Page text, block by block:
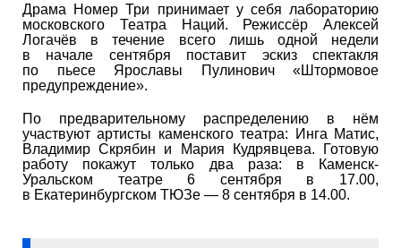
Драма Номер Три принимает у себя лабораторию
московского Театра Наций. Режиссёр Алексей
Логачёв в течение всего лишь одной недели
в начале сентября поставит эскиз спектакля
по пьесе Ярославы Пулинович «Штормовое
предупреждение».
По предварительному распределению в нём
участвуют артисты каменского театра: Инга Матис,
Владимир Скрябин и Мария Кудрявцева. Готовую
работу покажут только два раза: в Каменск-
Уральском театре 6 сентября в 17.00,
в Екатеринбургском ТЮЗе — 8 сентября в 14.00.